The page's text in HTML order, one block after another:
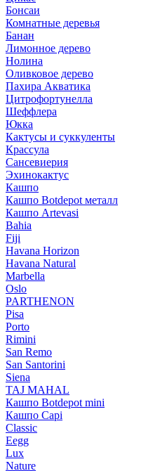
Бонсаи
Комнатные деревья
Банан
Лимонное дерево
Нолина
Оливковое дерево
Пахира Акватика
Цитрофортунелла
Шеффлера
Юкка
Кактусы и суккуленты
Крассула
Сансевиерия
Эхинокактус
Кашпо
Кашпо Botdepot металл
Кашпо Artevasi
Bahia
Fiji
Havana Horizon
Havana Natural
Marbella
Oslo
PARTHENON
Pisa
Porto
Rimini
San Remo
San Santorini
Siena
TAJ MAHAL
Кашпо Botdepot mini
Кашпо Capi
Classic
Eegg
Lux
Nature